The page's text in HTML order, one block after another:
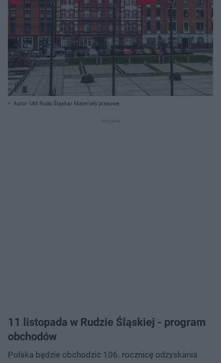
Autor: UM Ruda Śląska/ Materiały prasowe
11 listopada w Rudzie Śląskiej - program
obchodów
Polska będzie obchodzić 106. rocznicę odzyskania